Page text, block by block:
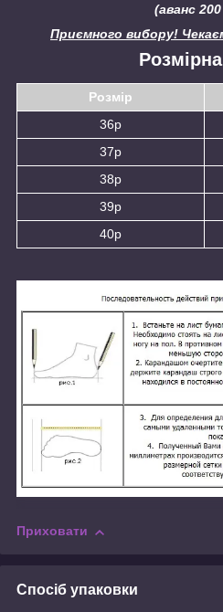
(аванс
Приємного вибору!
Розмірна
Розмір
36р
37р
38р
39р
40р
Приховати
Спосіб упаковки